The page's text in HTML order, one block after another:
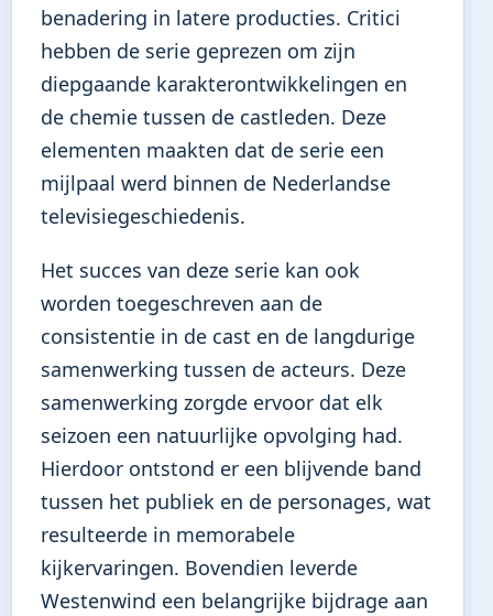
benadering in latere producties. Critici
hebben de serie geprezen om zijn
diepgaande karakterontwikkelingen en
de chemie tussen de castleden. Deze
elementen maakten dat de serie een
mijlpaal werd binnen de Nederlandse
televisiegeschiedenis.
Het succes van deze serie kan ook
worden toegeschreven aan de
consistentie in de cast en de langdurige
samenwerking tussen de acteurs. Deze
samenwerking zorgde ervoor dat elk
seizoen een natuurlijke opvolging had.
Hierdoor ontstond er een blijvende band
tussen het publiek en de personages, wat
resulteerde in memorabele
kijkervaringen. Bovendien leverde
Westenwind een belangrijke bijdrage aan